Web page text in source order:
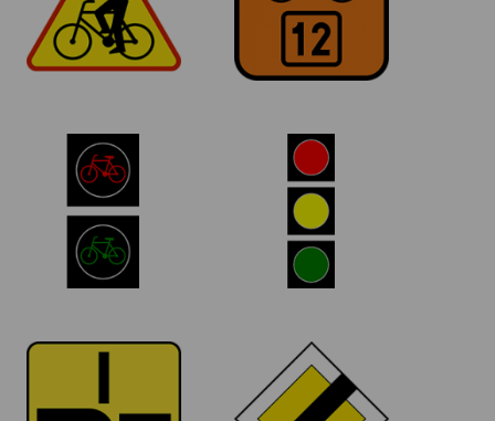
S-6
Sygnalizator z
sygnałami dla
rowerzystów
Sygnalizator
ogólny z sygnałami
do kierowania
ruchem
wskazująca
D-2
Koniec drogi z
pierwszeństwem